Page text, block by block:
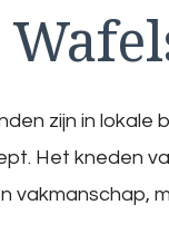
zijn in lokale
Het kneden
vakmanschap,